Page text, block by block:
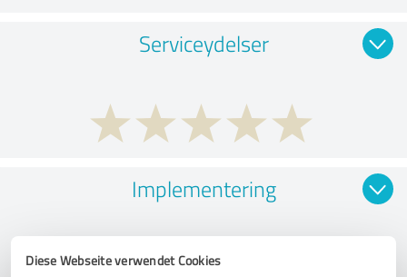
Diese Webseite verwendet Cookies
Serviceydelser
Implementering